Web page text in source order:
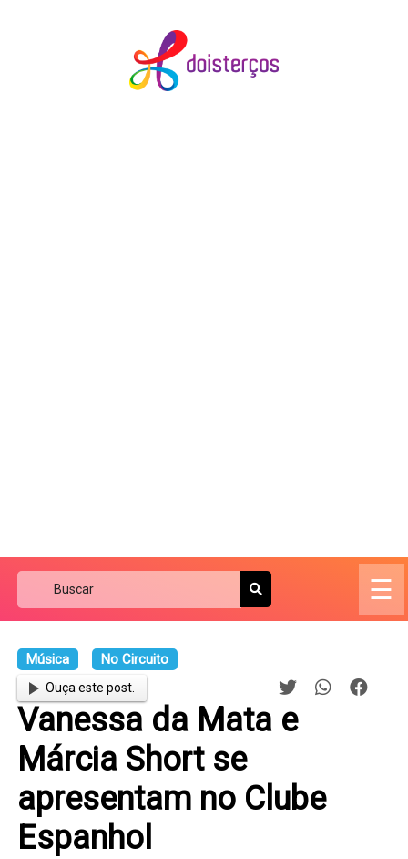
☰
Música No Circuito
Ouça este post.
Vanessa da Mata e
Márcia Short se
apresentam no Clube
Espanhol